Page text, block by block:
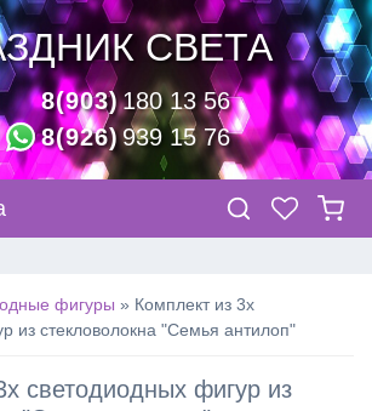
СВЕТА
8(903)180 13 56
8(926)939 15 76
фигуры » Комплект из 3х
из стекловолокна "Семья антилоп"
светодиодных фигур из